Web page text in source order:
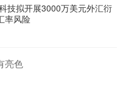
技拟开展3000万美元外汇衍
率风险
亮色